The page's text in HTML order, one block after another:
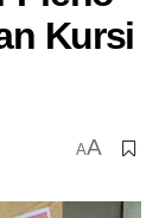
Kursi
AA